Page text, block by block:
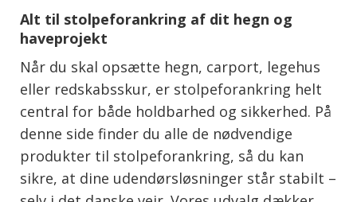
Alt til stolpeforankring af dit hegn og
haveprojekt
Når du skal opsætte hegn, carport, legehus
eller redskabsskur, er stolpeforankring helt
central for både holdbarhed og sikkerhed. På
denne side finder du alle de nødvendige
produkter til stolpeforankring, så du kan
sikre, at dine udendørsløsninger står stabilt –